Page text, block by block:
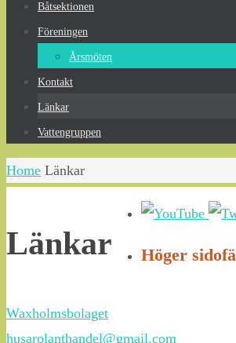
Båtsektionen
Föreningen
Årsmöten
Kontakt
Länkar
Vattengruppen
Home Länkar
Länkar
Waxholmsbolaget
husarolanthandel@gmail.com
Höger